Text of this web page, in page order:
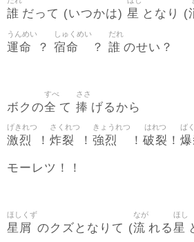
誰 だって (いつかは) 星 となり (
運命
うんめい
？ 宿命
しゅくめい
？ 誰
だれ
のせい？
ボクの全
すべ
て 捧
ささ
げるから
激烈
げきれつ
！ 炸裂
さくれつ
！ 強烈
きょうれつ
！ 破裂
はれつ
！
ば
モーレツ！！
星屑
ほしくず
のクズとなりて (流
なが
れる星
ほし